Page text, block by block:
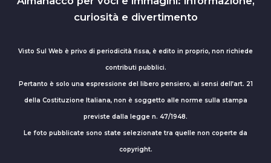
curiosità e divertimento
Visto Sul Web è privo di periodicità fissa, è edito in proprio, non richiede
contributi pubblici.
Pertanto è solo una espressione del libero pensiero, ai sensi dell’art. 21
della Costituzione Italiana, non è soggetto alle norme sulla stampa
previste dalla legge n. 47/1948.
Le foto pubblicate sono state selezionate tra quelle non coperte da
copyright.